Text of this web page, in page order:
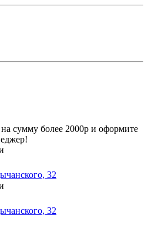
сумму более 2000р и оформите
32
32